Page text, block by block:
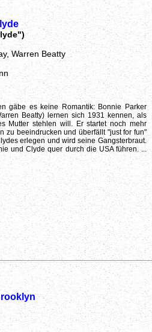
Warren Beatty
gäbe es keine Romantik: Bonnie Parker
Beatty) lernen sich 1931 kennen, als
Mutter stehlen will. Er startet noch mehr
zu beeindrucken und überfällt "just for fun"
erlegen und wird seine Gangsterbraut.
und Clyde quer durch die USA führen. ...